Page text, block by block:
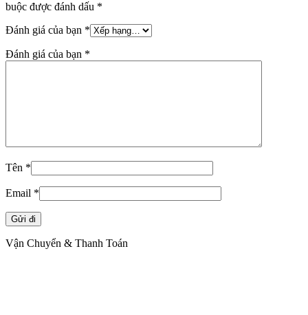
buộc được đánh dấu *
Đánh giá của bạn *
Đánh giá của bạn *
Tên *
Email *
Vận Chuyển & Thanh Toán